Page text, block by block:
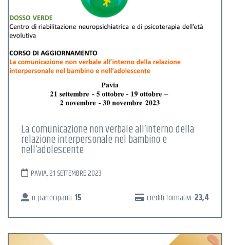
La comunicazione non verbale all’interno della
relazione interpersonale nel bambino e
nell’adolescente
PAVIA, 21 SETTEMBRE 2023
n. partecipanti:15 crediti formativi: 23,4